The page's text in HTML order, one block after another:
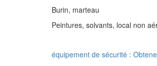
Burin, marteau
Peintures, solvants, local non
équipement de sécurité :